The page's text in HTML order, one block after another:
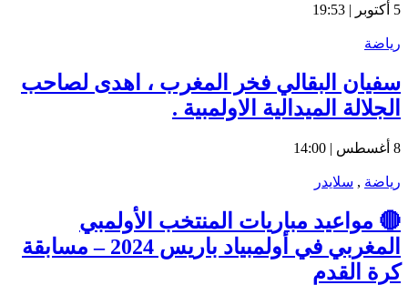
5 أكتوبر | 19:53
رياضة
سفيان البقالي فخر المغرب ، اهدى لصاحب
الجلالة الميدالية الاولمبية .
8 أغسطس | 14:00
رياضة , سلايدر
🔴 مواعيد مباريات المنتخب الأولمبي
المغربي في أولمبياد باريس 2024 – مسابقة
كرة القدم